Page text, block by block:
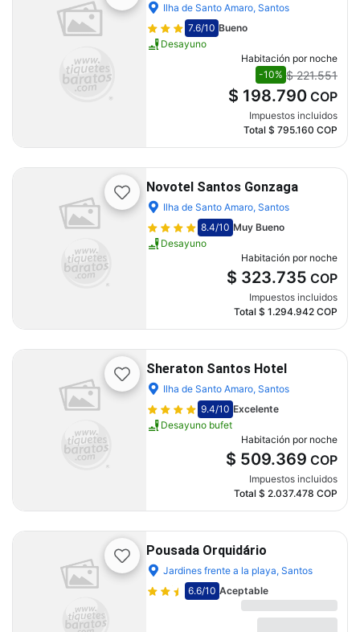
Ilha de Santo Amaro, Santos
7.6/10 Bueno
Desayuno
Habitación por noche
-10% $ 221.551
$ 198.790 COP
Impuestos incluidos
Total $ 795.160 COP
Novotel Santos Gonzaga
Ilha de Santo Amaro, Santos
8.4/10 Muy Bueno
Desayuno
Habitación por noche
$ 323.735 COP
Impuestos incluidos
Total $ 1.294.942 COP
Sheraton Santos Hotel
Ilha de Santo Amaro, Santos
9.4/10 Excelente
Desayuno bufet
Habitación por noche
$ 509.369 COP
Impuestos incluidos
Total $ 2.037.478 COP
Pousada Orquidário
Jardines frente a la playa, Santos
6.6/10 Aceptable